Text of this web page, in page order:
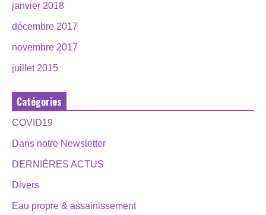
janvier 2018
décembre 2017
novembre 2017
juillet 2015
Catégories
COVID19
Dans notre Newsletter
DERNIÈRES ACTUS
Divers
Eau propre & assainissement